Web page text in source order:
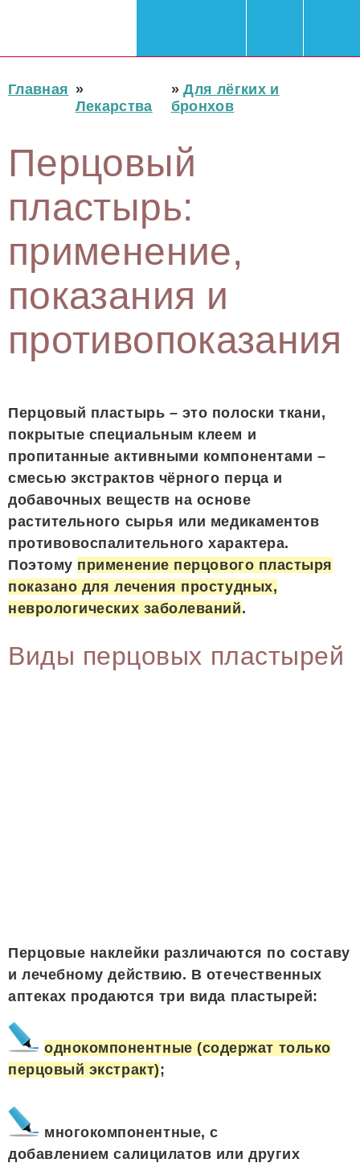
Главная »
Лекарства
»Для лёгких и
бронхов
Перцовый
пластырь:
применение,
показания и
противопоказания
Перцовый пластырь – это полоски ткани,
покрытые специальным клеем и
пропитанные активными компонентами –
смесью экстрактов чёрного перца и
добавочных веществ на основе
растительного сырья или медикаментов
противовоспалительного характера.
Поэтому применение перцового пластыря
показано для лечения простудных,
неврологических заболеваний.
Виды перцовых пластырей
Перцовые наклейки различаются по составу
и лечебному действию. В отечественных
аптеках продаются три вида пластырей:
однокомпонентные (содержат только
перцовый экстракт);
многокомпонентные, с
добавлением салицилатов или других